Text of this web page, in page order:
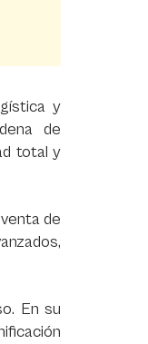
y
de
total y
de
En su